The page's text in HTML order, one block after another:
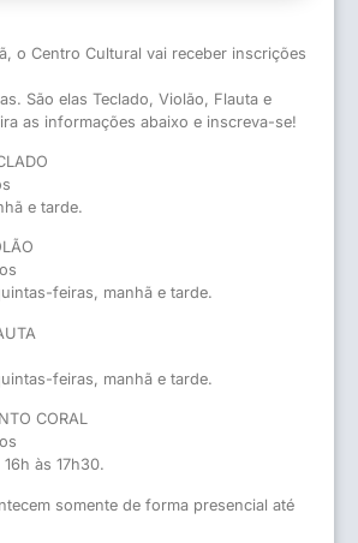
o Centro Cultural vai receber inscrições
São elas Teclado, Violão, Flauta e
as informações abaixo e inscreva-se!
e tarde.
feiras, manhã e tarde.
feiras, manhã e tarde.
CORAL
às 17h30.
somente de forma presencial até